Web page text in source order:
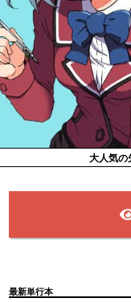
大人気の
最新単行本